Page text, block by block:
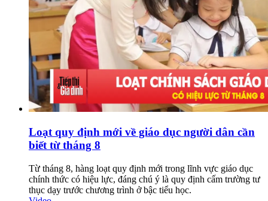
Loạt quy định mới về giáo dục người dân cần
biết từ tháng 8
Từ tháng 8, hàng loạt quy định mới trong lĩnh vực giáo dục
chính thức có hiệu lực, đáng chú ý là quy định cấm trường tư
thục dạy trước chương trình ở bậc tiểu học.